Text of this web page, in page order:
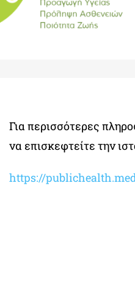
Για περισσότερες
να επισκεφτείτε την
https://